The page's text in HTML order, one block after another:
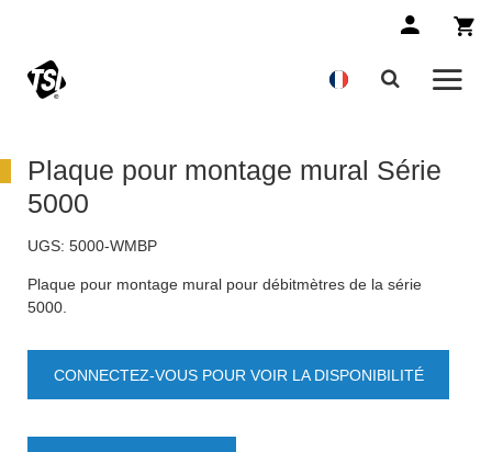
Plaque pour montage mural Série
5000
UGS: 5000-WMBP
Plaque pour montage mural pour débitmètres de la série
5000.
CONNECTEZ-VOUS POUR VOIR LA DISPONIBILITÉ